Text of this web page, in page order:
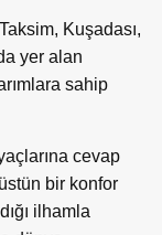
Kuşadası,
yer alan
sahip
cevap
bir konfor
ilhamla